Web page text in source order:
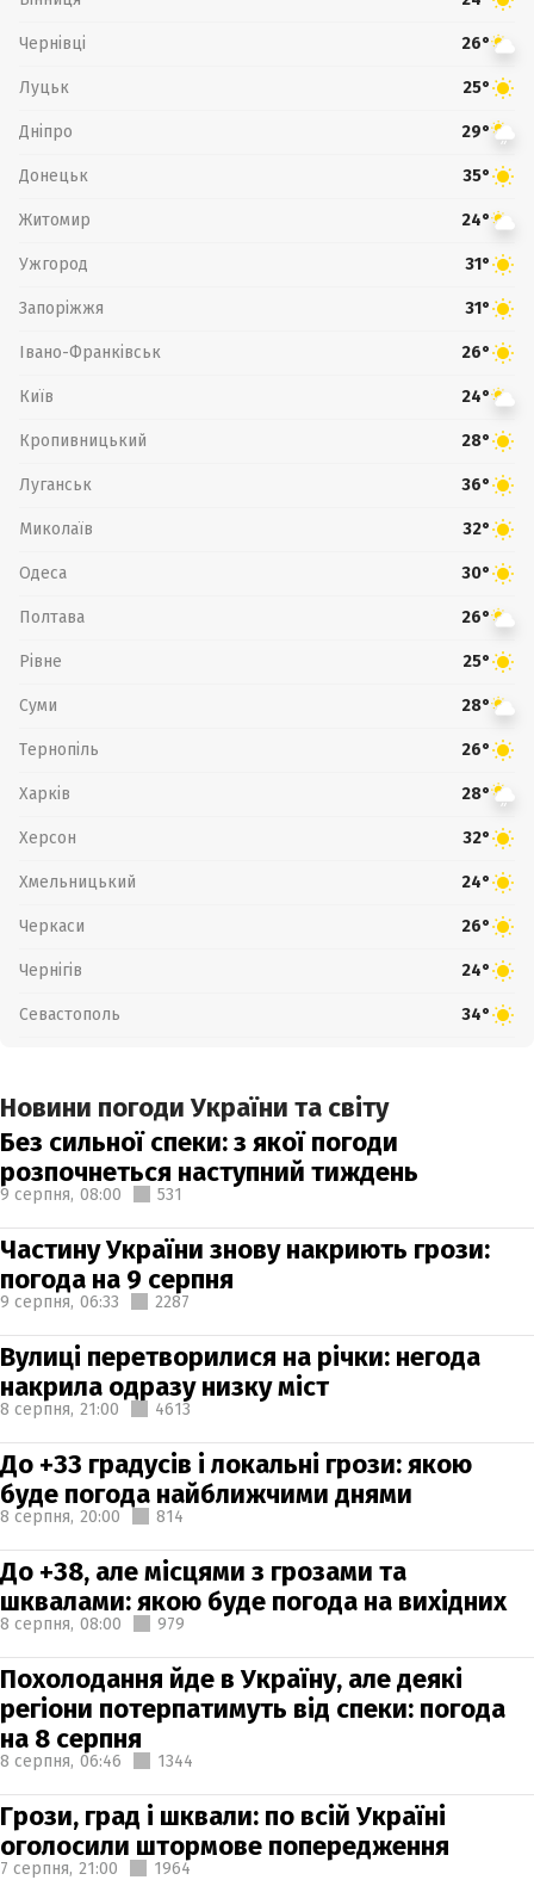
Чернівці 26°
Луцьк 25°
Дніпро 29°
Донецьк 35°
Житомир 24°
Ужгород 31°
Запоріжжя 31°
Івано-Франківськ 26°
Київ 24°
Кропивницький 28°
Луганськ 36°
Миколаїв 32°
Одеса 30°
Полтава 26°
Рівне 25°
Суми 28°
Тернопіль 26°
Харків 28°
Херсон 32°
Хмельницький 24°
Черкаси 26°
Чернігів 24°
Севастополь 34°
Новини погоди України та світу
Без сильної спеки: з якої погоди
розпочнеться наступний тиждень
9 серпня, 08:00 531
Частину України знову накриють грози:
погода на 9 серпня
9 серпня, 06:33 2287
Вулиці перетворилися на річки: негода
накрила одразу низку міст
8 серпня, 21:00 4613
До +33 градусів і локальні грози: якою
буде погода найближчими днями
8 серпня, 20:00 814
До +38, але місцями з грозами та
шквалами: якою буде погода на вихідних
8 серпня, 08:00 979
Похолодання йде в Україну, але деякі
регіони потерпатимуть від спеки: погода
на 8 серпня
8 серпня, 06:46 1344
Грози, град і шквали: по всій Україні
оголосили штормове попередження
7 серпня, 21:00 1964